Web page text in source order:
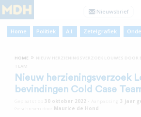
Home Politiek A.I. Zetelgrafiek
HOME »
Nieuw herzieningsverzoek
bevindingen Cold Case
30 oktober 2022 3 jaar
Maurice de Hond